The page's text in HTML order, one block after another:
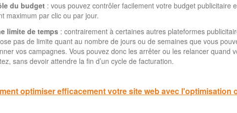
du budget : vous pouvez contrôler facilement votre budget publicitaire
maximum par clic ou par jour.
limite de temps : contrairement à certaines autres plateformes
pas de limite quant au nombre de jours ou de semaines que vous
vos campagnes. Vous pouvez donc les arrêter ou les relancer quand
sans devoir attendre la fin d’un cycle de facturation.
optimiser efficacement votre site web avec l'optimisation